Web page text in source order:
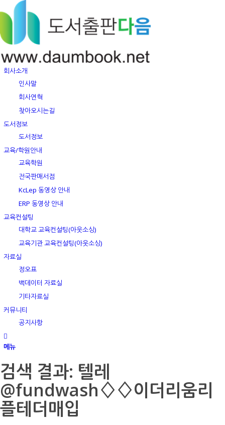
회사소개
인사말
회사연혁
찾아오시는길
도서정보
도서정보
교육/학원안내
교육학원
전국판매서점
KcLep 동영상 안내
ERP 동영상 안내
교육컨설팅
대학교 교육컨설팅(아웃소싱)
교육기관 교육컨설팅(아웃소싱)
자료실
정오표
백데이터 자료실
기타자료실
커뮤니티
공지사항
메뉴
검색 결과: 텔레
@fundwash♢♢이더리움리
플테더매입